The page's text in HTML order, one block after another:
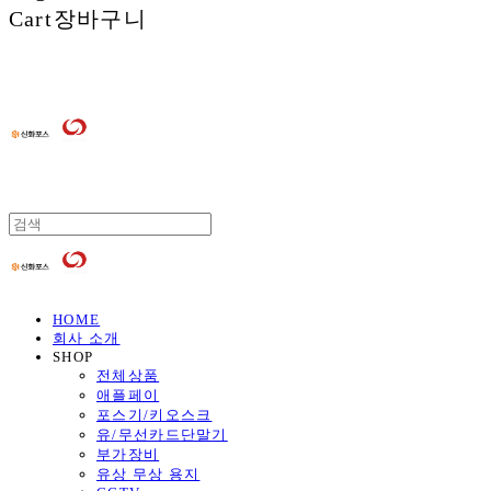
Cart장바구니
HOME
회사 소개
SHOP
전체상품
애플페이
포스기/키오스크
유/무선카드단말기
부가장비
유상 무상 용지